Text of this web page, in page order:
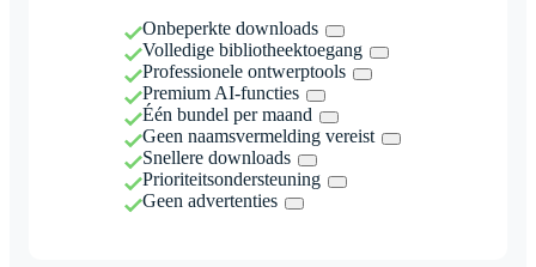
Onbeperkte downloads
Volledige bibliotheektoegang
Professionele ontwerptools
Premium AI-functies
Één bundel per maand
Geen naamsvermelding vereist
Snellere downloads
Prioriteitsondersteuning
Geen advertenties